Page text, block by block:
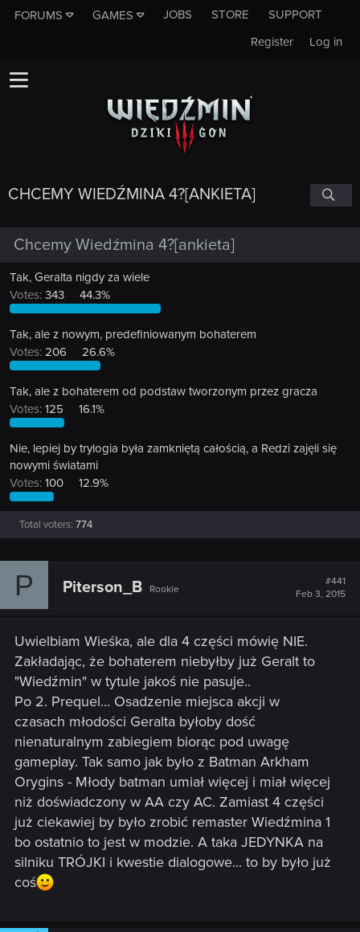
FORUMS GAMES JOBS STORE
SUPPORT
Log in
Register
CHCEMY WIEDŹMINA 4?[ANKIETA]
Chcemy Wiedźmina 4?[ankieta]
Tak, Geralta nigdy za wiele
Votes: 343 44.3%
Tak, ale z nowym, predefiniowanym bohaterem
Votes: 206 26.6%
Tak, ale z bohaterem od podstaw tworzonym przez gracza
Votes: 125 16.1%
Nie, lepiej by trylogia była zamkniętą całością, a Redzi zajęli się
nowymi światami
Votes: 100 12.9%
Total voters 774
P Piterson_B Rookie
#441
Feb 3, 2015
Uwielbiam Wieśka, ale dla 4 części mówię NIE.
Zakładając, że bohaterem niebyłby już Geralt to
"Wiedźmin" w tytule jakoś nie pasuje..
Po 2. Prequel... Osadzenie miejsca akcji w
czasach młodości Geralta byłoby dość
nienaturalnym zabiegiem biorąc pod uwagę
gameplay. Tak samo jak było z Batman Arkham
Orygins - Młody batman umiał więcej i miał więcej
niż doświadczony w AA czy AC. Zamiast 4 części
już ciekawiej by było zrobić remaster Wiedźmina 1
bo ostatnio to jest w modzie. A taka JEDYNKA na
silniku TRÓJKI i kwestie dialogowe... to by było już
coś